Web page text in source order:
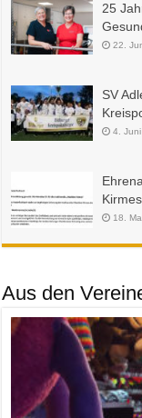
25
22.
SV
4.
18.
Aus den